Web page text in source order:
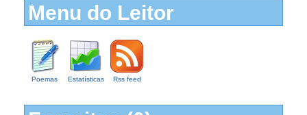
Menu do Leitor
Poemas Estatísticas Rss feed